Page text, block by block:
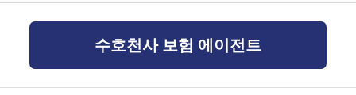
수호천사 보험 에이전트